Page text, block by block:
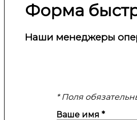
Форма
Наши менеджеры
* Поля
Ваше имя*